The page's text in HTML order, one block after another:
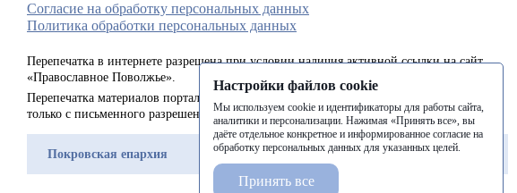
Согласие на обработку персональных данных
Политика обработки персональных данных
Перепечатка в интернете разрешена при условии наличия активной ссылки на сайт
«Православное Поволжье».
Перепечатка материалов портала в печатных изданиях (книгах, прессе) возможна
только с письменного разрешения редакции.
Покровская епархия Балашовская епархия Балаковская епархия
Настройки файлов cookie
Мы используем cookie и идентификаторы для работы сайта,
аналитики и персонализации. Нажимая «Принять все», вы
даёте отдельное конкретное и информированное согласие на
обработку персональных данных для указанных целей.
Принять все